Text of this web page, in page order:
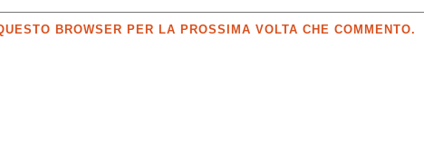
BROWSER PER LA PROSSIMA VOLTA CHE COMMENTO.